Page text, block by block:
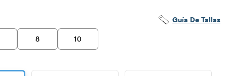
Guía De Tallas
8 10